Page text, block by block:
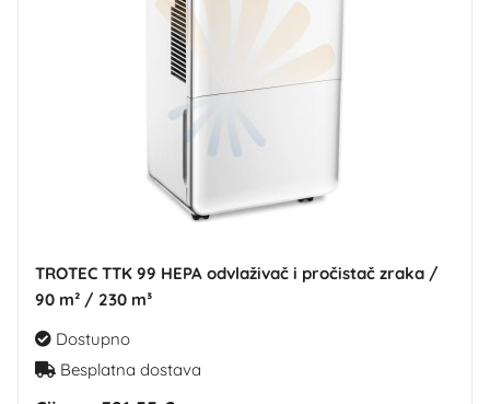
TROTEC TTK 99 HEPA odvlaživač i pročistač zraka /
90 m² / 230 m³
Dostupno
Besplatna dostava